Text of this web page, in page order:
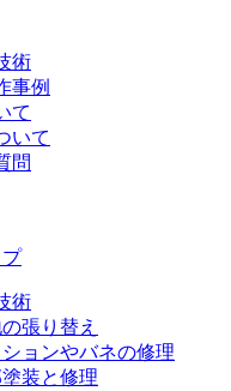
術
事例
て
いて
問
術
張り替え
ションやバネの修理
装と修理